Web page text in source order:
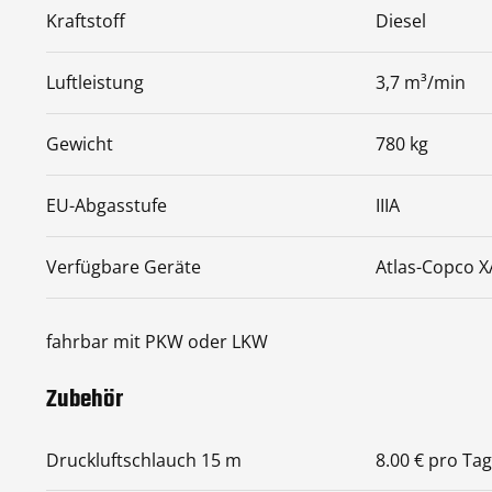
Kraftstoff Diesel
Luftleistung 3,7 m³/min
Gewicht 780 kg
EU-Abgasstufe IIIA
Verfügbare Geräte Atlas-Copco
fahrbar mit PKW oder LKW
Zubehör
Druckluftschlauch 15 m 8.00 € pro Tag